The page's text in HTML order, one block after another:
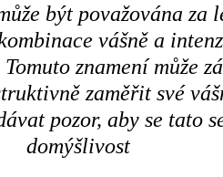
být považována za
vášně a
znamení může
zaměřit své
pozor, aby se tato
domýšlivost